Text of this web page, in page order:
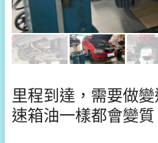
里程到達，需要做
速箱油一樣都會變質